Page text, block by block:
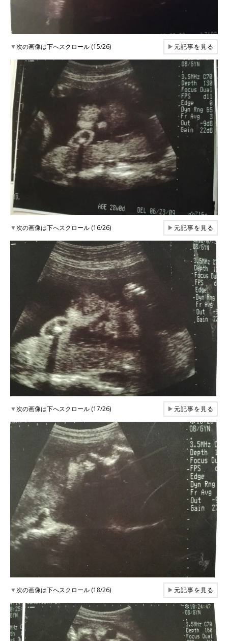
▼次の画像は下へスクロール (15/26) ▶元記事を見る
▼次の画像は下へスクロール (16/26) ▶元記事を見る
▼次の画像は下へスクロール (17/26) ▶元記事を見る
▼次の画像は下へスクロール (18/26) ▶元記事を見る